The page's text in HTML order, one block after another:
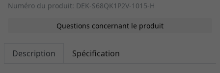
Numéro du produit: DEK-S68QK1P2V-1015-H
Questions concernant le produit
Description Spécification